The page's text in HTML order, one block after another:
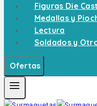
Figuras Die Cast
Medallas y
Lectura
Soldados y
Ofertas